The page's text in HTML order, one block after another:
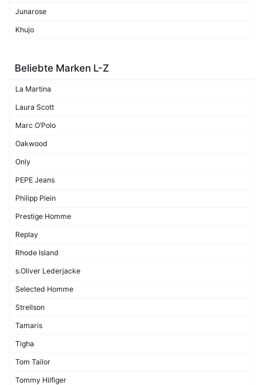
Junarose
Khujo
Beliebte Marken L-Z
La Martina
Laura Scott
Marc O’Polo
Oakwood
Only
PEPE Jeans
Philipp Plein
Prestige Homme
Replay
Rhode Island
s.Oliver Lederjacke
Selected Homme
Strellson
Tamaris
Tigha
Tom Tailor
Tommy Hilfiger